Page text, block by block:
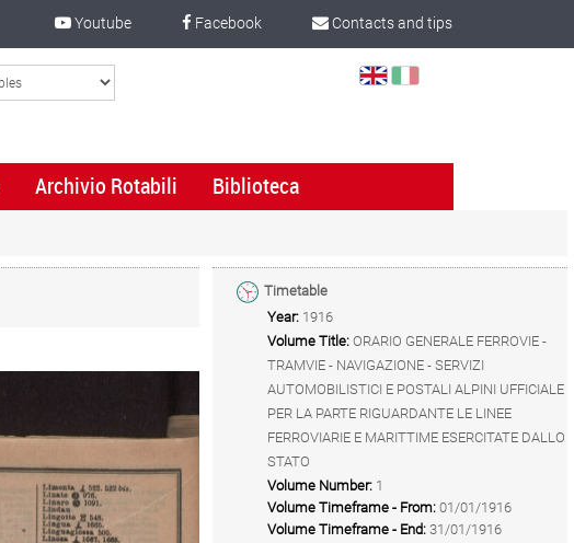
Contacts and tips
Facebook
Youtube
Select
Archivio Rotabili Biblioteca
Timetable
Year: 1916
Volume Title: ORARIO GENERALE FERROVIE -
TRAMVIE - NAVIGAZIONE - SERVIZI
AUTOMOBILISTICI E POSTALI ALPINI UFFICIALE
PER LA PARTE RIGUARDANTE LE LINEE
FERROVIARIE E MARITTIME ESERCITATE DALLO
STATO
Volume Number: 1
Volume Timeframe - From: 01/01/1916
Volume Timeframe - End: 31/01/1916